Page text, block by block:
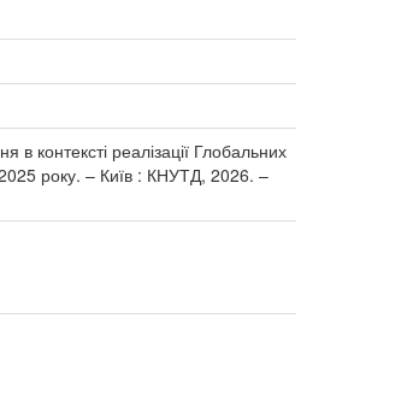
контексті реалізації Глобальних
2025 року. – Київ : КНУТД, 2026. –